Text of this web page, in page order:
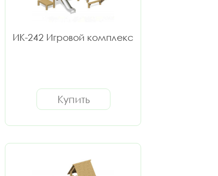
ИК-242 Игровой комплекс
Купить